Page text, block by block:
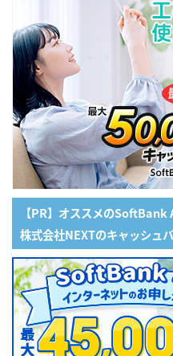
【PR】オススメのSoftBank
株式会社NEXTのキャッシュ